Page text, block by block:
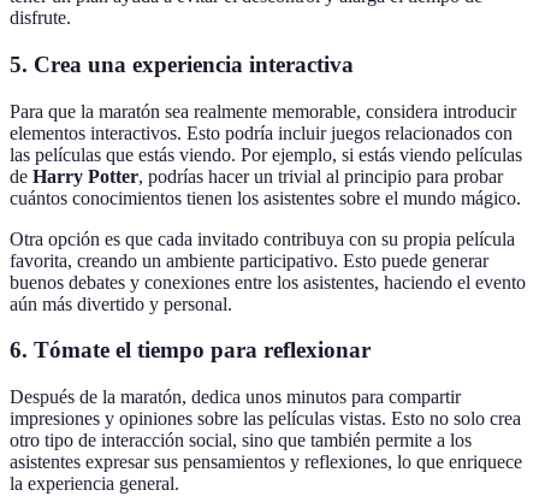
disfrute.
5. Crea una experiencia interactiva
Para que la maratón sea realmente memorable, considera introducir
elementos interactivos. Esto podría incluir juegos relacionados con
las películas que estás viendo. Por ejemplo, si estás viendo películas
de Harry Potter, podrías hacer un trivial al principio para probar
cuántos conocimientos tienen los asistentes sobre el mundo mágico.
Otra opción es que cada invitado contribuya con su propia película
favorita, creando un ambiente participativo. Esto puede generar
buenos debates y conexiones entre los asistentes, haciendo el evento
aún más divertido y personal.
6. Tómate el tiempo para reflexionar
Después de la maratón, dedica unos minutos para compartir
impresiones y opiniones sobre las películas vistas. Esto no solo crea
otro tipo de interacción social, sino que también permite a los
asistentes expresar sus pensamientos y reflexiones, lo que enriquece
la experiencia general.